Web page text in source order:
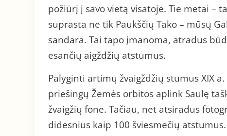
požiūrį į savo vietą visatoje. Tie metai –
suprasta ne tik Paukščių Tako – mūsų
sandara. Tai tapo įmanoma, atradus
esančių aigždžių atstumus.
Palyginti artimų žvaigždžių stumus XIX
priešingų Žemės orbitos aplink Saulę
žvaigžių fone. Tačiau, net atsiradus
didesnius kaip 100 šviesmečių atstumus.